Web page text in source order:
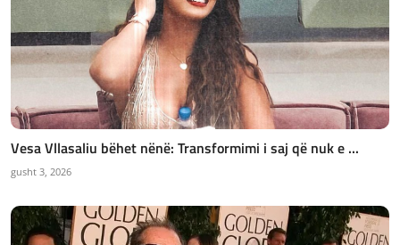
Vesa Vllasaliu bëhet nënë: Transformimi i saj që nuk e ...
gusht 3, 2026